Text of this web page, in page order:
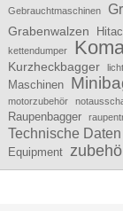
Gebrauchtmaschinen
Grabenwalzen
kettendumper
Kurzheckbagger
Maschinen
motorzubehör
Raupenbagger
Technische Daten
Equipment